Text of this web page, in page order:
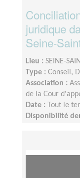
juridique
Seine-
Lieu : SEINE-
Type : Conseil,
Association :
de la Cour
Date :
Tout le
Disponibilité